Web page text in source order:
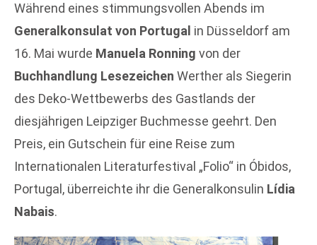
Während eines stimmungsvollen Abends im
Generalkonsulat von Portugal in Düsseldorf am
16. Mai wurde Manuela Ronning von der
Buchhandlung Lesezeichen Werther als Siegerin
des Deko-Wettbewerbs des Gastlands der
diesjährigen Leipziger Buchmesse geehrt. Den
Preis, ein Gutschein für eine Reise zum
Internationalen Literaturfestival „Folio“ in Óbidos,
Portugal, überreichte ihr die Generalkonsulin Lídia
Nabais.